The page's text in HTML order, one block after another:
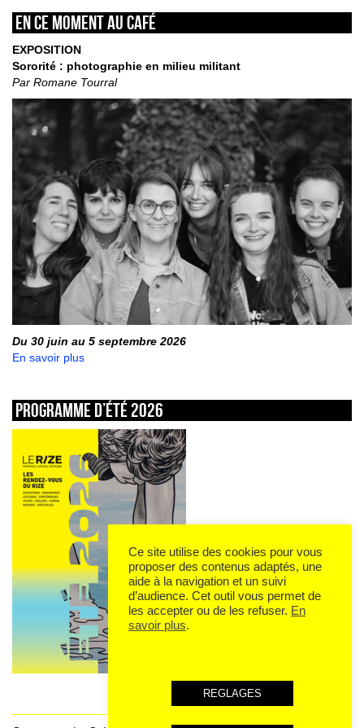
En ce moment au café
EXPOSITION
Sororité : photographie en milieu militant
Par Romane Tourral
Du 30 juin au 5 septembre 2026
En savoir plus
Programme d’été 2026
Ce site utilise des cookies pour vous
proposer des contenus adaptés, une
aide à la navigation et un suivi
d’audience. Cet outil vous permet de
les accepter ou de les refuser. En
savoir plus.
REGLAGES